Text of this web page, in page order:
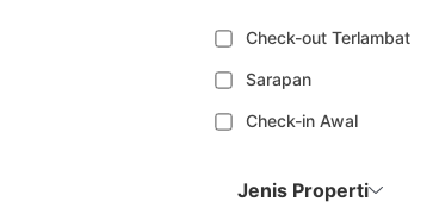
Check-out Terlambat
Sarapan
Check-in Awal
Jenis Properti